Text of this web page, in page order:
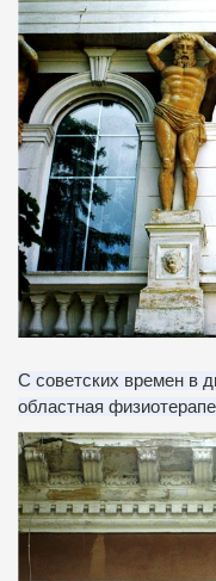
С советских времен в
областная